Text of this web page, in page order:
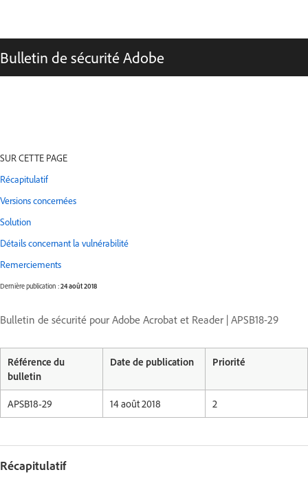
Bulletin de sécurité Adobe
SUR CETTE PAGE
Récapitulatif
Versions concernées
Solution
Détails concernant la vulnérabilité
Remerciements
Dernière publication :24 août 2018
Bulletin de sécurité pour Adobe Acrobat et Reader | APSB18-29
Référence du
bulletin
Date de publication Priorité
APSB18-29 14 août 2018 2
Récapitulatif